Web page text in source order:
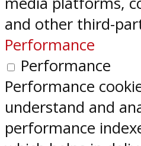
and other third-
Performance
Performance
Performance
understand and
performance